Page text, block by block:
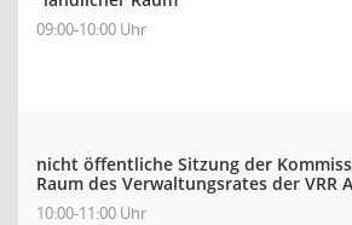
09:00-10:00 Uhr
nicht öffentliche Sitzung der
Raum des Verwaltungsrates der VRR
10:00-11:00 Uhr